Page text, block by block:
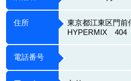
住所
東京都江東区門前
HYPERMIX 404
電話番号